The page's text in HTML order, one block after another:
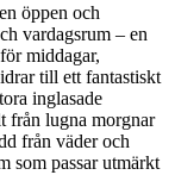
öppen och
vardagsrum – en
middagar,
till ett fantastiskt
inglasade
från lugna morgnar
från väder och
som passar utmärkt